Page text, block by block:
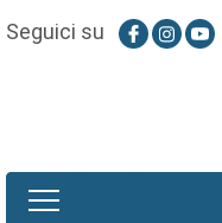
Seguici su